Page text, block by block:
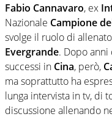
Fabio Cannavaro, ex
Nazionale Campione
svolge il ruolo di
Evergrande. Dopo
successi in Cina, però,
ma soprattutto ha
lunga intervista in tv, di
discussione allenando